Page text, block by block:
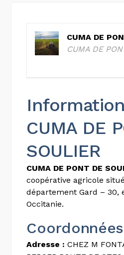
CUMA DE
CUMA DE
CUMA DE
SOULIER
CUMA DE PONT DE
coopérative agricole
département Gard – 30,
Occitanie.
Coordonnées
Adresse : CHEZ M